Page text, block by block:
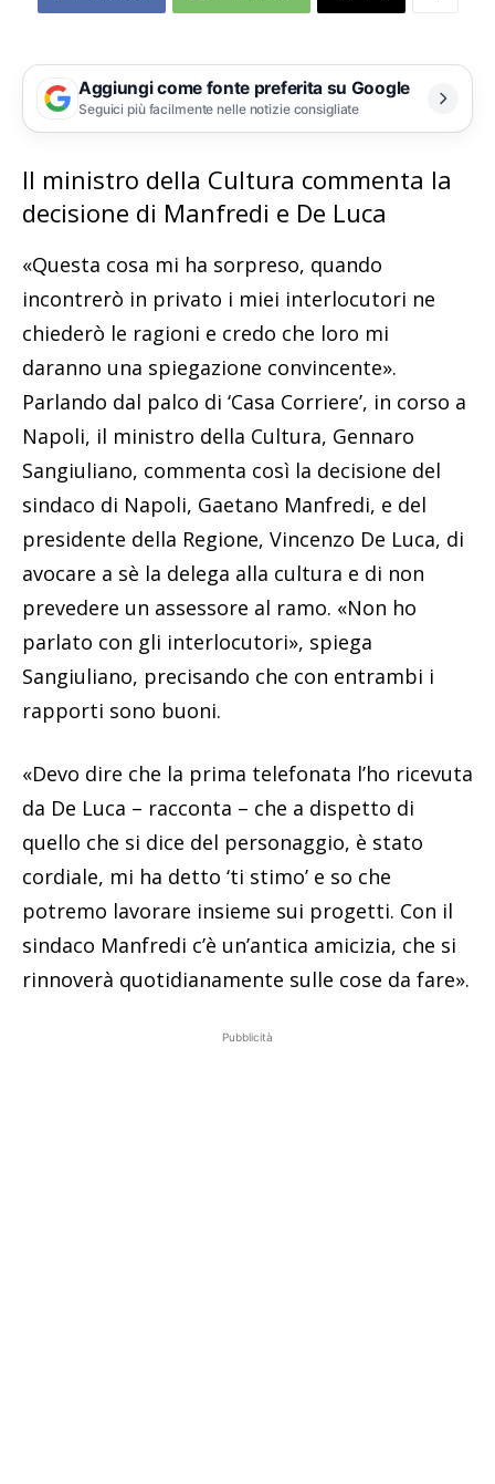
Aggiungi come fonte preferita su Google
Seguici più facilmente nelle notizie consigliate
Il ministro della Cultura commenta la
decisione di Manfredi e De Luca
«Questa cosa mi ha sorpreso, quando
incontrerò in privato i miei interlocutori ne
chiederò le ragioni e credo che loro mi
daranno una spiegazione convincente».
Parlando dal palco di ‘Casa Corriere’, in corso a
Napoli, il ministro della Cultura, Gennaro
Sangiuliano, commenta così la decisione del
sindaco di Napoli, Gaetano Manfredi, e del
presidente della Regione, Vincenzo De Luca, di
avocare a sè la delega alla cultura e di non
prevedere un assessore al ramo. «Non ho
parlato con gli interlocutori», spiega
Sangiuliano, precisando che con entrambi i
rapporti sono buoni.
«Devo dire che la prima telefonata l’ho ricevuta
da De Luca – racconta – che a dispetto di
quello che si dice del personaggio, è stato
cordiale, mi ha detto ‘ti stimo’ e so che
potremo lavorare insieme sui progetti. Con il
sindaco Manfredi c’è un’antica amicizia, che si
rinnoverà quotidianamente sulle cose da fare».
Pubblicità